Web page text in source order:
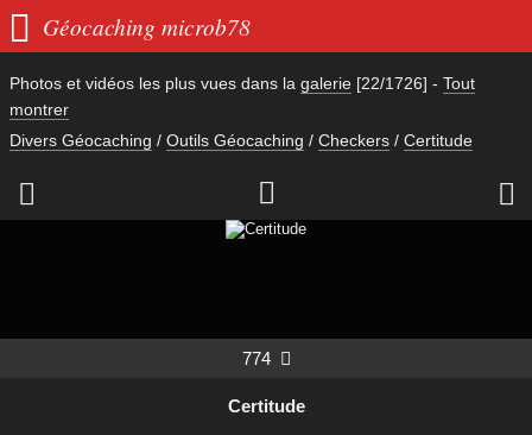
 Géocaching microb78
Photos et vidéos les plus vues dans la galerie [22/1726] - Tout
montrer
Divers Géocaching / Outils Géocaching / Checkers / Certitude
  
774 
Certitude